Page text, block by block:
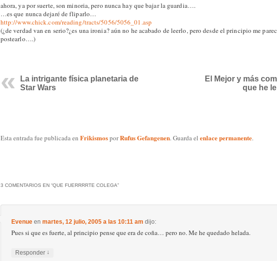
ahora, ya por suerte, son minoria, pero nunca hay que bajar la guardia….
…es que nunca dejaré de fliparlo…
http://www.chick.com/reading/tracts/5056/5056_01.asp
(¿de verdad van en serio?¿es una ironia? aún no he acabado de leerlo, pero desde el principio me
postearlo….)
La intrigante física planetaria de
Star Wars
El Mejor y más
que he
Esta entrada fue publicada en FrikismosporRufus Gefangenen. Guarda el enlace permanente.
3 COMENTARIOS EN “QUE FUERRRRTE COLEGA”
Evenueen martes, 12 julio, 2005 a las 10:11 am dijo:
Pues si que es fuerte, al principio pense que era de coña… pero no. Me he quedado helada.
Responder ↓